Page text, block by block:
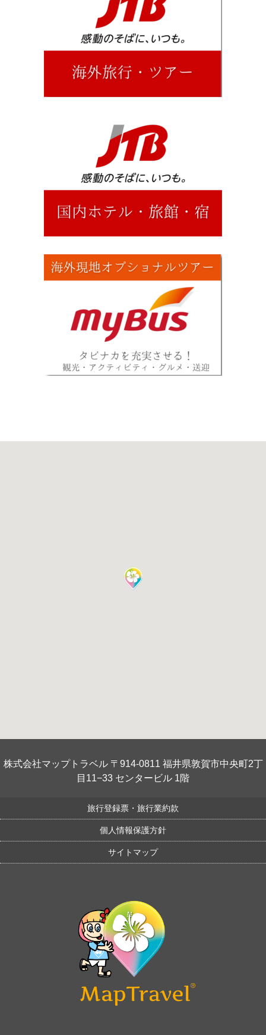
株式会社マップトラベル 〒914-0811 福井県敦賀市中央町2丁
目11−33 センタービル 1階
旅行登録票・旅行業約款
個人情報保護方針
サイトマップ